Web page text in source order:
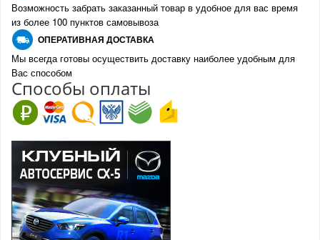
Возможность забрать заказанный товар в удобное для вас время
из более 100 пунктов самовывоза
ОПЕРАТИВНАЯ ДОСТАВКА
Мы всегда готовы осуществить доставку наиболее удобным для
Вас способом
Способы оплаты